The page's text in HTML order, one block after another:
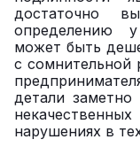
достаточно
определению
может быть
с сомнительной
детали
нарушениях в